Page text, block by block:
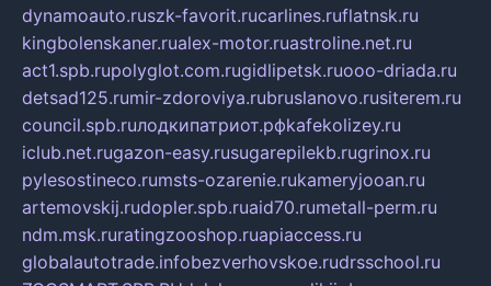
dynamoauto.ruszk-favorit.rucarlines.ruflatnsk.ru
kingbolenskaner.rualex-motor.ruastroline.net.ru
act1.spb.rupolyglot.com.rugidlipetsk.ruooo-driada.ru
detsad125.rumir-zdoroviya.rubruslanovo.rusiterem.ru
council.spb.ruлодкипатриот.рфkafekolizey.ru
iclub.net.rugazon-easy.rusugarepilekb.rugrinox.ru
pylesostineco.rumsts-ozarenie.rukameryjooan.ru
artemovskij.rudopler.spb.ruaid70.rumetall-perm.ru
ndm.msk.ruratingzooshop.ruapiaccess.ru
globalautotrade.infobezverhovskoe.rudrsschool.ru